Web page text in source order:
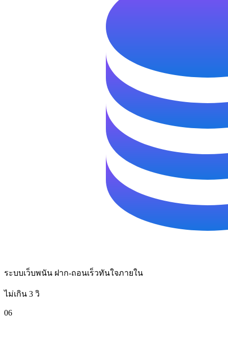
ระบบเว็บพนัน ฝาก-ถอนเร็วทันใจภายใน
ไม่เกิน 3 วิ
06